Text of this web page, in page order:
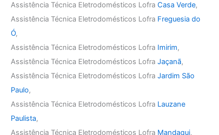
Assistência Técnica Eletrodomésticos LofraCasa Verde,
Assistência Técnica Eletrodomésticos Lofra Freguesia do
Ó,
Assistência Técnica Eletrodomésticos Lofra Imirim,
Assistência Técnica Eletrodomésticos LofraJaçanã,
Assistência Técnica Eletrodomésticos LofraJardim São
Paulo,
Assistência Técnica Eletrodomésticos Lofra Lauzane
Paulista,
Assistência Técnica Eletrodomésticos Lofra Mandaqui,